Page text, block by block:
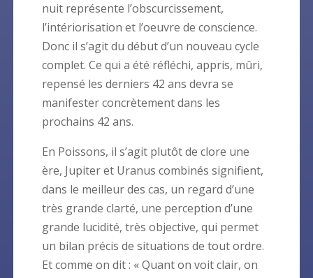
nuit représente l’obscurcissement,
l’intériorisation et l’oeuvre de conscience.
Donc il s’agit du début d’un nouveau cycle
complet. Ce qui a été réfléchi, appris, mûri,
repensé les derniers 42 ans devra se
manifester concrètement dans les
prochains 42 ans.
En Poissons, il s’agit plutôt de clore une
ère, Jupiter et Uranus combinés signifient,
dans le meilleur des cas, un regard d’une
très grande clarté, une perception d’une
grande lucidité, très objective, qui permet
un bilan précis de situations de tout ordre.
Et comme on dit : « Quant on voit clair, on